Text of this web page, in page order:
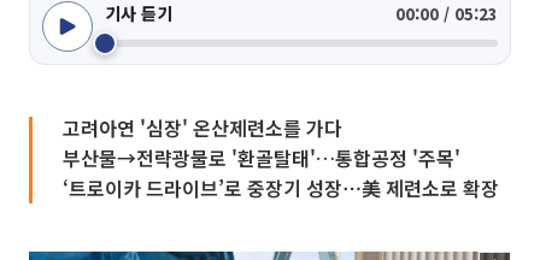
기사 듣기 00:00 / 05:23
고려아연 '심장' 온산제련소를 가다
부산물→전략광물로 '환골탈태'…통합공정 '주목'
‘트로이카 드라이브’로 중장기 성장⋯美 제련소로 확장